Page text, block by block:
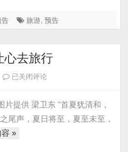
精
九
日
告 旅游, 预告
心去旅行
去
美
的
已关闭评论
提供 梁卫东 “首夏犹清和，
尾声，夏日将至，夏至未至，
»